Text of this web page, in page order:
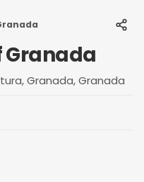
Granada
Granada, Granada